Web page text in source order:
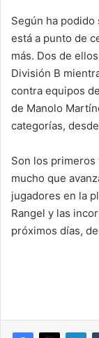
Según ha
está a punto de
más. Dos de
División B
contra equipos
de Manolo
categorías,
Son los
mucho que
jugadores en la
Rangel y las
próximos días,